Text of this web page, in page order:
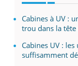
Cabines à UV :
trou dans la
Cabines UV :
suffisamment